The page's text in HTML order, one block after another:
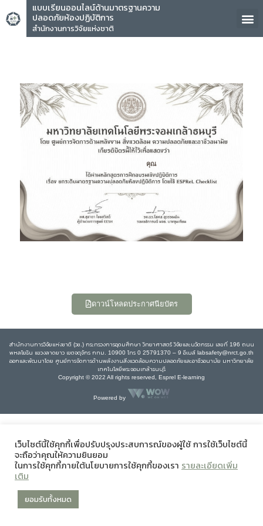
แบบเรียนออนไลน์ด้านมาตรฐานความ
ปลอดภัยห้องปฏิบัติการ
สำนักงานการวิจัยแห่งชาติ
คุณ
ดาวน์โหลดประกาศนียบัตร
สำนักงานการวิจัยแห่งชาติ (วช.) กระทรวงการอุดมศึกษา วิทยาศาสตร์ วิจัยและนวัตกรรม เลขที่ 196 ถนน
พหลโยธิน แขวงลาดยาว เขตจตุจักร กทม. 10900 โทร 0 25791370 – 9 อีเมล์ labsafety@nrct.go.th
ออกและพัฒนาโดย ศูนย์การจัดการด้านพลังงานสิ่งแวดล้อมความปลอดภัยและอาชีวอนามัย มหาวิทยาลัย
เทคโนโลยีพระจอมเกล้าธนบุรี
Copyright © 2022 All rights reserved, Esprel E-learning
Powered by
เว็บไซต์นี้ใช้คุกกี้เพื่อปรับปรุงประสบการณ์ของผู้ใช้ การใช้เว็บไซต์นี้
จะถือว่าคุณให้ความยินยอม
ในการใช้คุกกี้ภายใต้นโยบายการใช้คุกกี้ของเรา รายละเอียดเพิ่ม
เติม
ยอมรับทั้งหมด